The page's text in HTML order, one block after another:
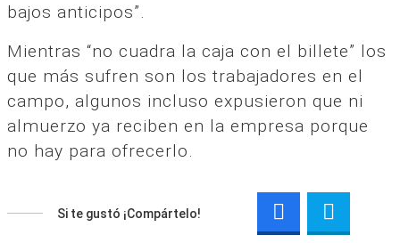
bajos anticipos”.
Mientras “no cuadra la caja con el billete” los
que más sufren son los trabajadores en el
campo, algunos incluso expusieron que ni
almuerzo ya reciben en la empresa porque
no hay para ofrecerlo.
Si te gustó ¡Compártelo!